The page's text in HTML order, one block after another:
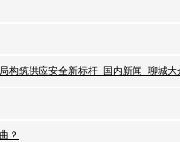
构筑供应安全新标杆_国内新闻_聊城大
？